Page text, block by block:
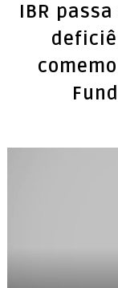
IBR